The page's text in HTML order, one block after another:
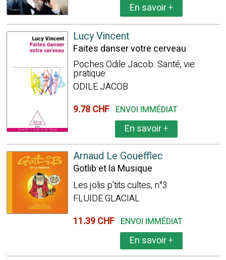
En savoir+
Lucy Vincent
Faites danser votre cerveau
Poches Odile Jacob. Santé, vie
pratique
ODILE JACOB
9.78 CHF ENVOI IMMÉDIAT
En savoir+
Arnaud Le Gouëfflec
Gotlib et la Musique
Les jolis p'tits cultes, n°3
FLUIDE GLACIAL
11.39 CHF ENVOI IMMÉDIAT
En savoir+